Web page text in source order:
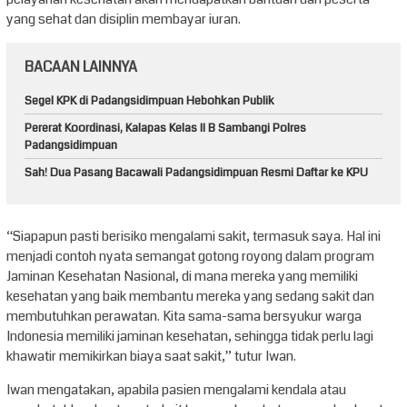
yang sehat dan disiplin membayar iuran.
BACAAN LAINNYA
Segel KPK di Padangsidimpuan Hebohkan Publik
Pererat Koordinasi, Kalapas Kelas II B Sambangi Polres
Padangsidimpuan
Sah! Dua Pasang Bacawali Padangsidimpuan Resmi Daftar ke KPU
“Siapapun pasti berisiko mengalami sakit, termasuk saya. Hal ini
menjadi contoh nyata semangat gotong royong dalam program
Jaminan Kesehatan Nasional, di mana mereka yang memiliki
kesehatan yang baik membantu mereka yang sedang sakit dan
membutuhkan perawatan. Kita sama-sama bersyukur warga
Indonesia memiliki jaminan kesehatan, sehingga tidak perlu lagi
khawatir memikirkan biaya saat sakit,” tutur Iwan.
Iwan mengatakan, apabila pasien mengalami kendala atau